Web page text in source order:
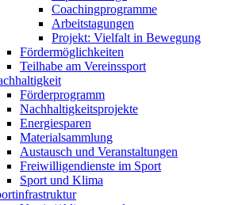
Coachingprogramme
Arbeitstagungen
Projekt: Vielfalt in Bewegung
Fördermöglichkeiten
Teilhabe am Vereinssport
Förderprogramm
Nachhaltigkeitsprojekte
Energiesparen
Materialsammlung
Austausch und Veranstaltungen
Freiwilligendienste im Sport
Sport und Klima